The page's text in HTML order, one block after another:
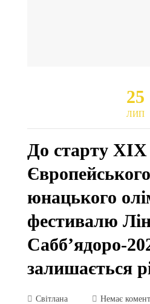
25
ЛИП
До старту XIX
Європейського
юнацького
фестивалю
Сабб’ядоро-
залишається
Світлана Немає